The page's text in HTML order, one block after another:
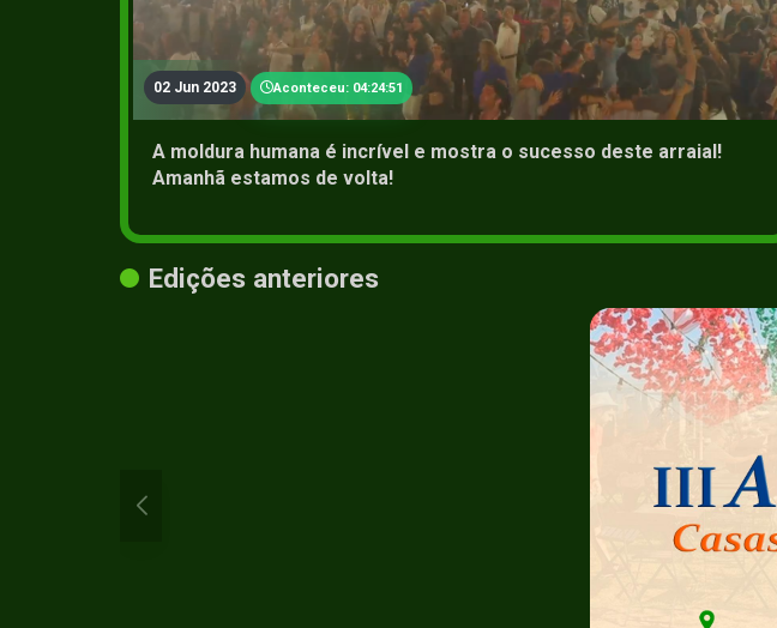
02 Jun 2023 Aconteceu: 04:24:51
A moldura humana é incrível e mostra o sucesso deste arraial!
Amanhã estamos de volta!
Edições anteriores